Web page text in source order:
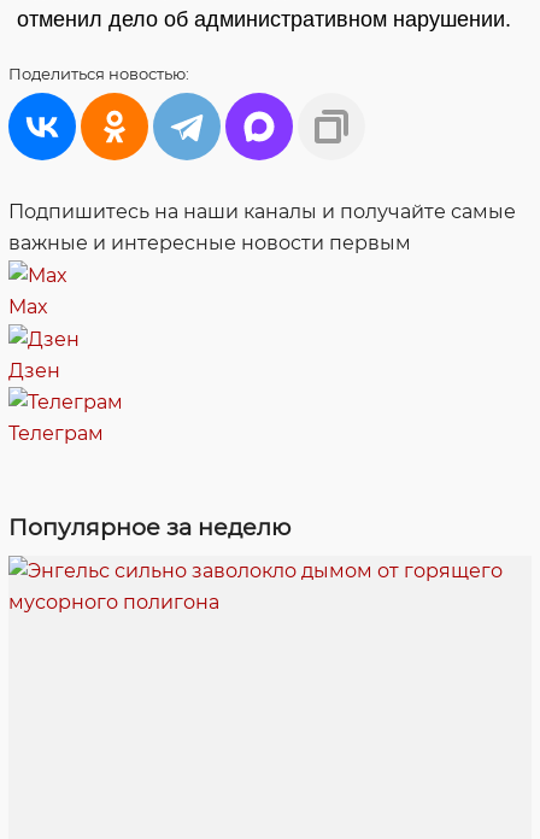
отменил дело об административном нарушении.
Поделиться новостью:
Подпишитесь на наши каналы и получайте самые
важные и интересные новости первым
Max
Дзен
Телеграм
Популярное за неделю